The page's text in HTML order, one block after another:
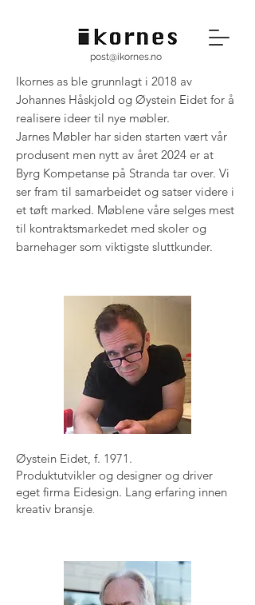
post@ikornes.no
Ikornes as ble grunnlagt i 2018 av
Johannes Håskjold og Øystein Eidet for å
realisere ideer til nye møbler.
Jarnes Møbler har siden starten vært vår
produsent men nytt av året 2024 er at
Byrg Kompetanse på Stranda tar over. Vi
ser fram til samarbeidet og satser videre i
et tøft marked. Møblene våre selges mest
til kontraktsmarkedet med skoler og
barnehager som viktigste sluttkunder.
Øystein Eidet, f. 1971.
Produktutvikler og designer og driver
eget firma Eidesign. Lang erfaring innen
kreativ bransje.